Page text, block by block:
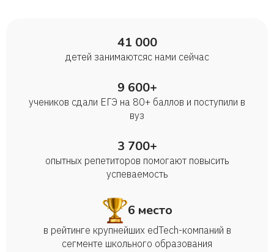
41 000
детей занимаются с нами сейчас
9 600+
учеников сдали ЕГЭ на 80+ баллов и поступили в
вуз
3 700+
опытных репетиторов помогают повысить
успеваемость
6 место
в рейтинге крупнейших edTech-компаний в
сегменте школьного образования